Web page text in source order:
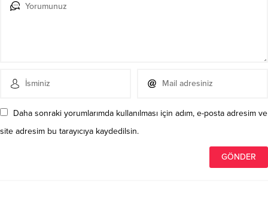
Daha sonraki yorumlarımda kullanılması için adım, e-posta adresim ve
site adresim bu tarayıcıya kaydedilsin.